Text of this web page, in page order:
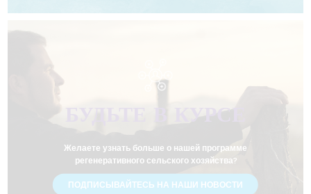
БУДЬТЕ В КУРСЕ
Желаете узнать больше о нашей программе
регенеративного сельского хозяйства?
ПОДПИСЫВАЙТЕСЬ НА НАШИ НОВОСТИ